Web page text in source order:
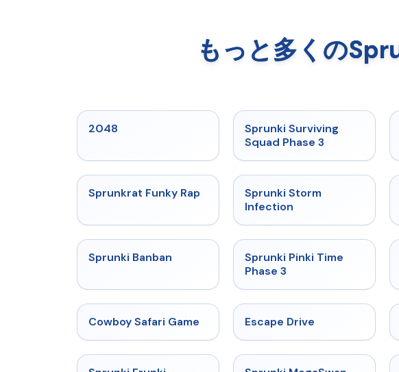
もっと多くの
2048 ★
Sprunki Surviving
Squad Phase 3
★ 4.7
Sprunkrat Funky Rap
Sprunki Storm
Infection
Sprunki Banban ★
Sprunki Pinki Time
Phase 3
★
Cowboy Safari Game Escape Drive
★ 4.5